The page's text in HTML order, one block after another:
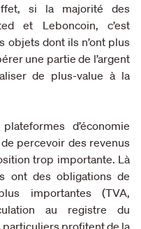
si la majorité des
et Leboncoin, c’est
objets dont ils n’ont plus
une partie de l’argent
de plus-value à la
d’économie
percevoir des revenus
trop importante. Là
ont des obligations de
importantes (TVA,
au registre du
profitent de la